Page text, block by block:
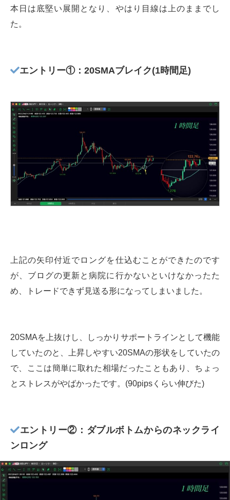
本日は底堅い展開となり、やはり目線は上のままでし
た。
エントリー①：20SMAブレイク(1時間足)
上記の矢印付近でロングを仕込むことができたのです
が、ブログの更新と病院に行かないといけなかったた
め、トレードできず見送る形になってしまいました。
20SMAを上抜けし、しっかりサポートラインとして機能
していたのと、上昇しやすい20SMAの形状をしていたの
で、ここは簡単に取れた相場だったこともあり、ちょっ
とストレスがやばかったです。(90pipsくらい伸びた)
エントリー②：ダブルボトムからのネックライ
ンロング